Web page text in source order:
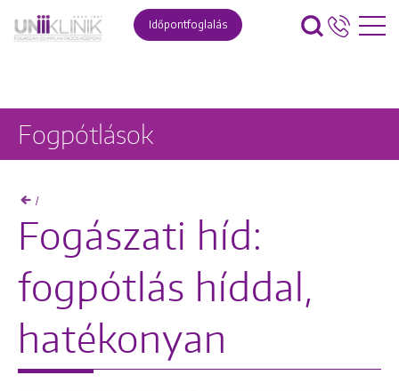
Időpontfoglalás
Fogpótlások
/
Fogászati híd:
fogpótlás híddal,
hatékonyan